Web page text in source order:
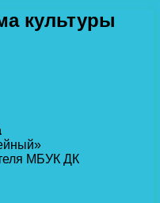
культуры
МБУК ДК